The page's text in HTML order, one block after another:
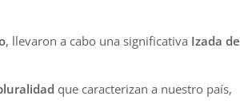
, llevaron a cabo una significativa Izada de
que caracterizan a nuestro país,